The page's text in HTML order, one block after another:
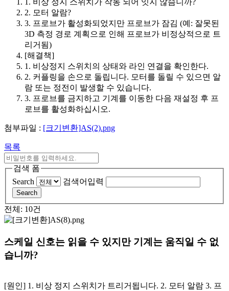
2. 모터 알람?
3. 프로브가 활성화되었지만 프로브가 잠김 (예: 잘못된
3D 측정 경로 계획으로 인해 프로브가 비정상적으로 트
리거됨)
[해결책]
1. 비상정지 스위치의 상태와 라인 연결을 확인한다.
2. 커플링을 손으로 돌립니다. 모터를 돌릴 수 있으면 알
람 또는 정전이 발생할 수 있습니다.
3. 프로브를 금지하고 기계를 이동한 다음 재설정 후 프
로브를 활성화하십시오.
첨부파일 : [크기변환]AS(2).png
목록
검색 폼
Search
검색어입력
Search
전체: 10건
스케일 신호는 읽을 수 있지만 기계는 움직일 수 없
습니까?
[원인] 1. 비상 정지 스위치가 트리거됩니다. 2. 모터 알람 3. 프